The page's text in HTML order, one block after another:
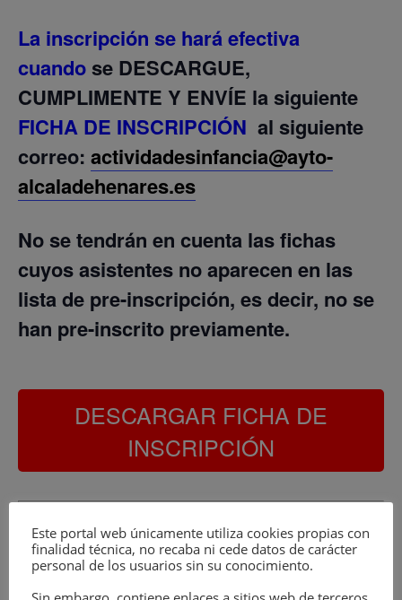
La inscripción se hará efectiva
cuandose DESCARGUE,
CUMPLIMENTE Y ENVÍE la siguiente
FICHA DE INSCRIPCIÓN al siguiente
correo: actividadesinfancia@ayto-
alcaladehenares.es
No se tendrán en cuenta las fichas
cuyos asistentes no aparecen en las
lista de pre-inscripción, es decir, no se
han pre-inscrito previamente.
DESCARGAR FICHA DE
INSCRIPCIÓN
MÁXIMO DOS MENORES POR PRE –
INSCRIPCIÓN
Este portal web únicamente utiliza cookies propias con
finalidad técnica, no recaba ni cede datos de carácter
personal de los usuarios sin su conocimiento.